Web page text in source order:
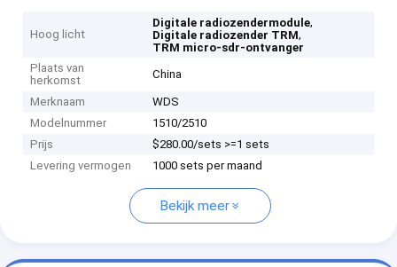
Hoog licht
Digitale radiozendermodule,
Digitale radiozender TRM,
TRM micro-sdr-ontvanger
Plaats van
herkomst
China
Merknaam
WDS
Modelnummer
1510/2510
Prijs
$280.00/sets >=1 sets
Levering vermogen
1000 sets per maand
Bekijk meer